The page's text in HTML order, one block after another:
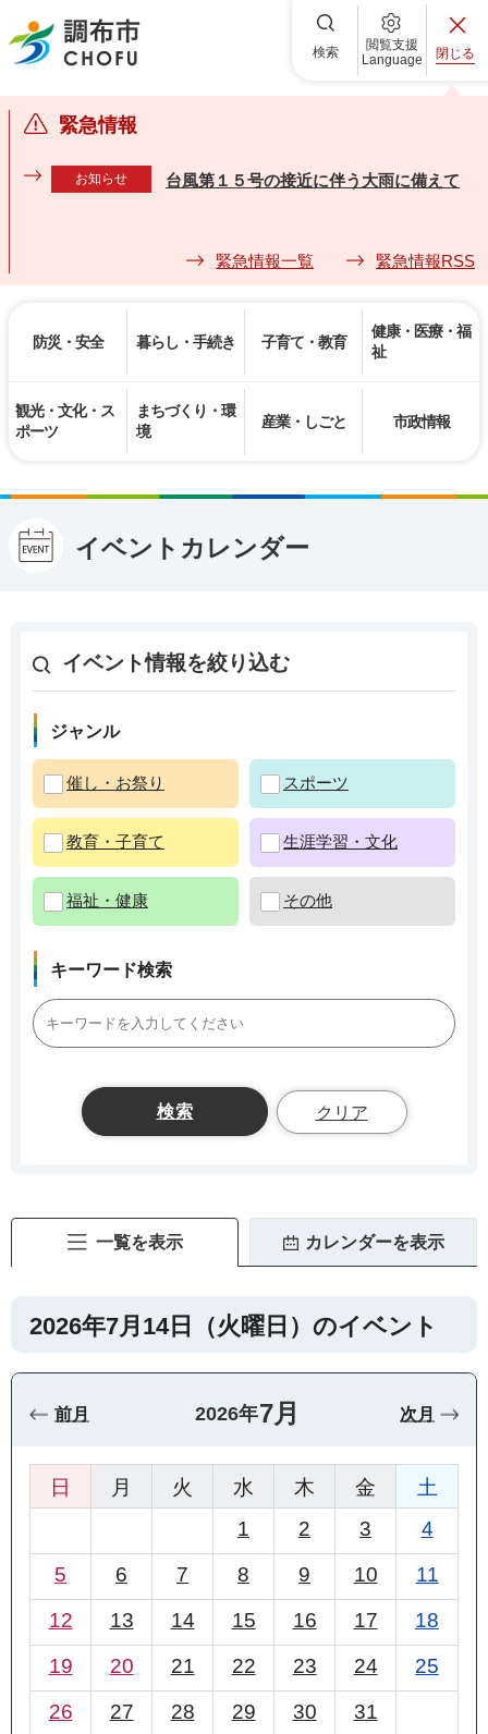
調布市 検索
閲覧支援
Language
閉じる
緊急情報
お知らせ 台風第１５号の接近に伴う大雨に備えて
緊急情報一覧 緊急情報RSS
防災・安全 暮らし・手続き 子育て・教育
健康・医療・福
祉
観光・文化・ス
ポーツ
まちづくり・環
境
産業・しごと 市政情報
イベントカレンダー
イベント情報を絞り込む
ジャンル
催し・お祭り スポーツ
教育・子育て 生涯学習・文化
福祉・健康 その他
キーワード検索
クリア
一覧を表示 カレンダーを表示
2026年7月14日（火曜日）のイベント
2026年7月
前月 次月
日 月 火 水 木 金
土
1
2 3
4
5
6 7 8 9 10
11
12
13 14 15 16 17
18
19
20 21 22 23 24
25
26
27 28 29 30 31